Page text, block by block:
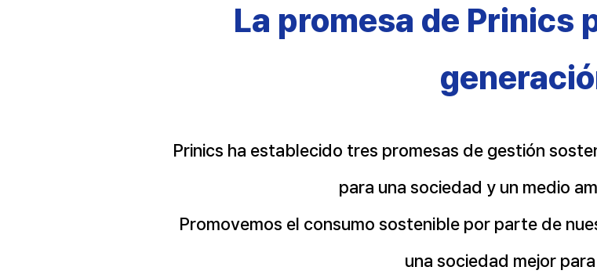
La promesa de Prinics
Prinics ha establecido tres promesas de gestión
para una sociedad y un medio
Promovemos el consumo sostenible por parte de
una sociedad mejor